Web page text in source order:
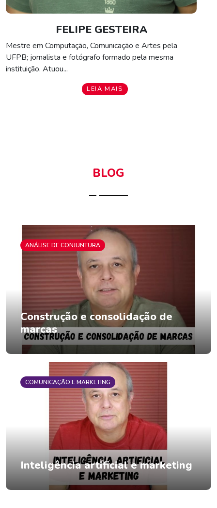
FELIPE GESTEIRA
Mestre em Computação, Comunicação e Artes pela
UFPB; jornalista e fotógrafo formado pela mesma
instituição. Atuou...
LEIA MAIS
BLOG
ANÁLISE DE CONJUNTURA
Construção e consolidação de
marcas
COMUNICAÇÃO E MARKETING
Inteligência artificial e marketing